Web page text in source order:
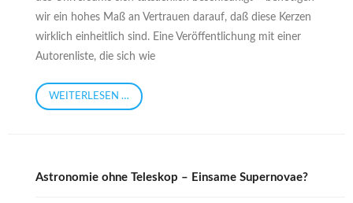
wir ein hohes Maß an Vertrauen darauf, daß diese Kerzen
wirklich einheitlich sind. Eine Veröffentlichung mit einer
Autorenliste, die sich wie
WEITERLESEN …
Astronomie ohne Teleskop – Einsame Supernovae?